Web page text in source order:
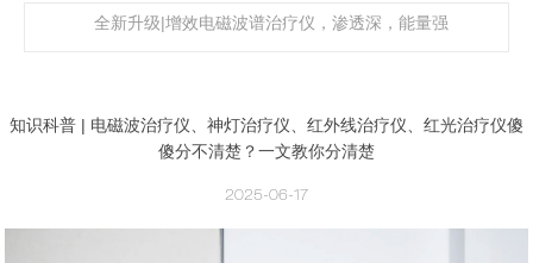
经络针灸笔系列
频谱治疗仪（立式）
频谱治疗仪（708）
产品视频
健康资讯
公司优势
全新升级|增效电磁波谱治疗仪，渗透深，能量强
知识科普 | 电磁波治疗仪、神灯治疗仪、红外线治疗仪、红光治疗仪傻
傻分不清楚？一文教你分清楚
2025-06-17